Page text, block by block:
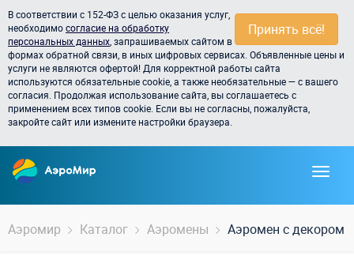
Принять всё!
В соответствии с 152-ФЗ с целью оказания услуг,
необходимосогласие на обработку
персональных данных , запрашиваемых сайтом в
формах обратной связи, в иных цифровых сервисах. Объявленные цены и
услуги не являются офертой! Для корректной работы сайта
используются обязательные cookie, а также необязательные — с вашего
согласия. Продолжая использование сайта, вы соглашаетесь с
применением всех типов cookie. Если вы не согласны, пожалуйста,
закройте сайт или измените настройки браузера.
Аэромир Каталог Аэромены Аэромен с декором